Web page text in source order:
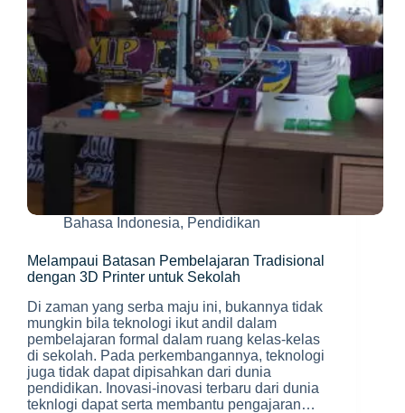
Bahasa Indonesia, Pendidikan
Melampaui Batasan Pembelajaran Tradisional
dengan 3D Printer untuk Sekolah
Di zaman yang serba maju ini, bukannya tidak
mungkin bila teknologi ikut andil dalam
pembelajaran formal dalam ruang kelas-kelas
di sekolah. Pada perkembangannya, teknologi
juga tidak dapat dipisahkan dari dunia
pendidikan. Inovasi-inovasi terbaru dari dunia
teknlogi dapat serta membantu pengajaran…